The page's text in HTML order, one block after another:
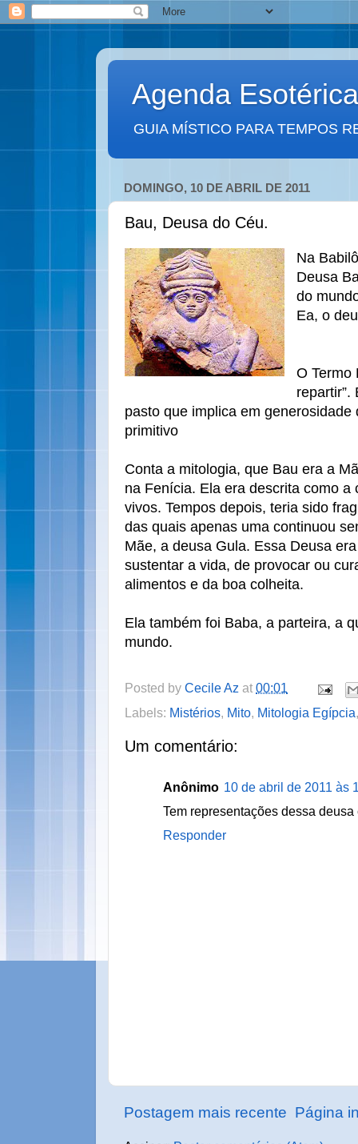
Agenda Esotérica
GUIA MÍSTICO PARA TEMPOS
DOMINGO, 10 DE ABRIL DE 2011
Bau, Deusa do Céu.
Na
Deusa
do
Ea, o
O Termo
repartir”.
pasto que implica em
primitivo
Conta a mitologia, que Bau era a
na Fenícia. Ela era descrita como a
vivos. Tempos depois, teria sido
das quais apenas uma continuou
Mãe, a deusa Gula. Essa Deusa
sustentar a vida, de provocar ou
alimentos e da boa colheita.
Ela também foi Baba, a parteira, a
mundo.
Posted by Cecile Az at 00:01
Labels: Mistérios, Mito, Mitologia Egípcia
Um comentário:
Anônimo 10 de abril de 2011 às
Tem representações dessa
Responder
Postagem mais recente Página